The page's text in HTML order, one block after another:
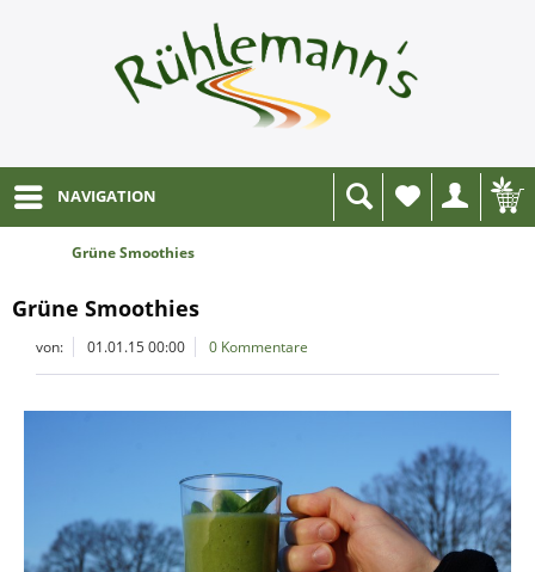
NAVIGATION
Wunschliste
Grüne Smoothies
Grüne Smoothies
von: 01.01.15 00:00 0 Kommentare